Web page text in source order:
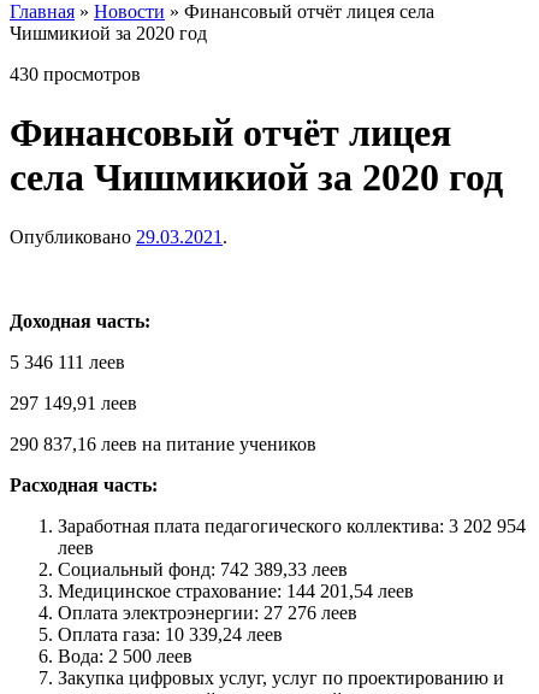
Главная » Новости » Финансовый отчёт лицея села
Чишмикиой за 2020 год
430 просмотров
Финансовый отчёт лицея
села Чишмикиой за 2020 год
Опубликовано 29.03.2021 .
Доходная часть:
5 346 111 леев
297 149,91 леев
290 837,16 леев на питание учеников
Расходная часть:
Заработная плата педагогического коллектива: 3 202 954
леев
Социальный фонд: 742 389,33 леев
Медицинское страхование: 144 201,54 леев
Оплата электроэнергии: 27 276 леев
Оплата газа: 10 339,24 леев
Вода: 2 500 леев
Закупка цифровых услуг, услуг по проектированию и